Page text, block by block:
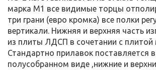
марка М1 все видимые торцы
три грани (евро кромка) все полки
вертикали. Нижняя и верхняя часть
из плиты ЛДСП в сочетании с
Стандартно прилавок поставляется в
полусобранном виде ,нижние и